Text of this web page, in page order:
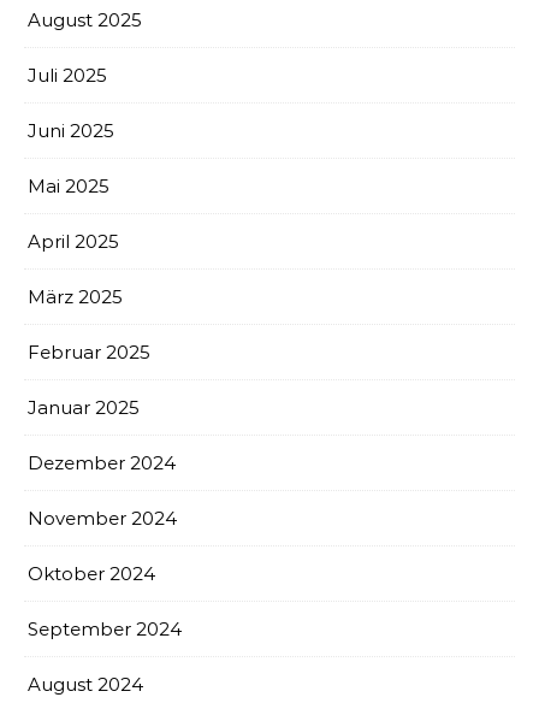
August 2025
Juli 2025
Juni 2025
Mai 2025
April 2025
März 2025
Februar 2025
Januar 2025
Dezember 2024
November 2024
Oktober 2024
September 2024
August 2024